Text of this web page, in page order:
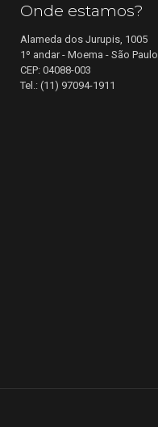
Onde estamos?
Alameda dos Jurupis, 1005
1º andar - Moema - São Paulo
CEP: 04088-003
Tel.: (11) 97094-1911